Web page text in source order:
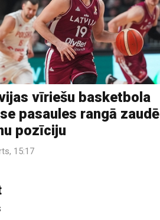
vīriešu basketbola
pasaules rangā zaudē
pozīciju
15:17